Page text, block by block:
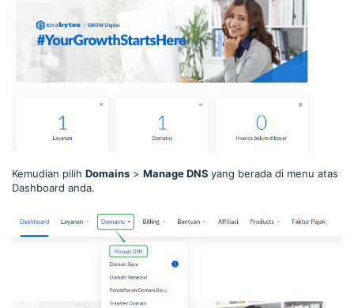
Kemudian pilih Domains > Manage DNS yang berada di menu atas
Dashboard anda.